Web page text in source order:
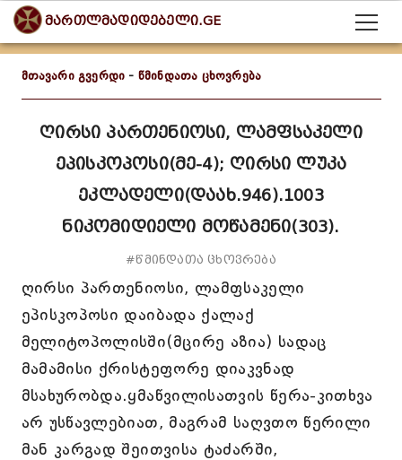
მართლმადიდებელი.GE
მთავარი გვერდი - წმინდათა ცხოვრება
ღირსი პართენიოსი, ლამფსაკელი
ეპისკოპოსი(მე-4); ღირსი ლუკა
ეკლადელი(დაახ.946).1003
ნიკომიდიელი მოწამენი(303).
#წმინდათა ცხოვრება
ღირსი პართენიოსი, ლამფსაკელი
ეპისკოპოსი დაიბადა ქალაქ
მელიტოპოლისში(მცირე აზია) სადაც
მამამისი ქრისტეფორე დიაკვნად
მსახურობდა.ყმაწვილისათვის წერა-კითხვა
არ უსწავლებიათ, მაგრამ საღვთო წერილი
მან კარგად შეითვისა ტაძარში,